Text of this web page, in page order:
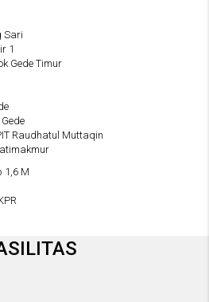
Sari
1
Gede Timur
Raudhatul Muttaqin
1,6 M